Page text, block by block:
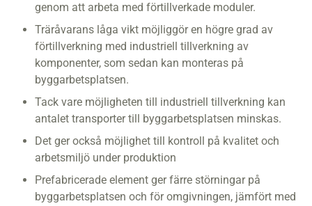
genom att arbeta med förtillverkade moduler.
Träråvarans låga vikt möjliggör en högre grad av
förtillverkning med industriell tillverkning av
komponenter, som sedan kan monteras på
byggarbetsplatsen.
Tack vare möjligheten till industriell tillverkning kan
antalet transporter till byggarbetsplatsen minskas.
Det ger också möjlighet till kontroll på kvalitet och
arbetsmiljö under produktion
Prefabricerade element ger färre störningar på
byggarbetsplatsen och för omgivningen, jämfört med